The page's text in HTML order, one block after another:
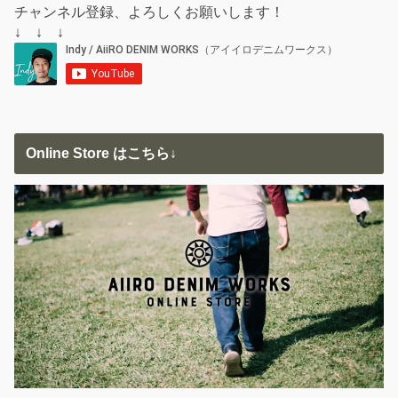
チャンネル登録、よろしくお願いします！
↓ ↓ ↓
Online Store はこちら↓